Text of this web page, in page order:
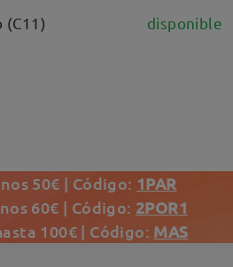
(C11) disponible
50€ | Código: 1PAR
60€ | Código: 2POR1
100€ | Código: MAS